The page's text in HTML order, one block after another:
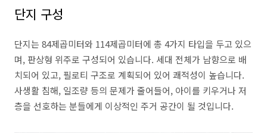
단지 구성
단지는 84제곱미터와 114제곱미터에 총 4가지 타입을 두고 있으
며, 판상형 위주로 구성되어 있습니다. 세대 전체가 남향으로 배
치되어 있고, 필로티 구조로 계획되어 있어 쾌적성이 높습니다.
사생활 침해, 일조량 등의 문제가 줄어들어, 아이를 키우거나 저
층을 선호하는 분들에게 이상적인 주거 공간이 될 것입니다.